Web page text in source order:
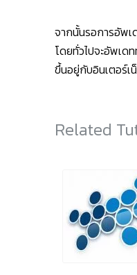
จากนั้นรอการอัพเ
โดยทั่วไปจะอัพเด
ขึ้นอยู่กับอินเตอร์เ
Related